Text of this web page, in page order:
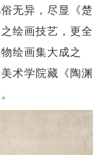
无异，尽显《楚
绘画技艺，更全
绘画集大成之
术学院藏《陶渊